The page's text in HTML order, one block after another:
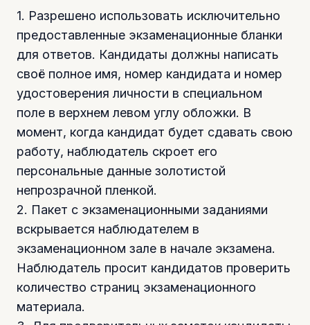
1. Разрешено использовать исключительно
предоставленные экзаменационные бланки
для ответов. Кандидаты должны написать
своё полное имя, номер кандидата и номер
удостоверения личности в специальном
поле в верхнем левом углу обложки. В
момент, когда кандидат будет сдавать свою
работу, наблюдатель скроет его
персональные данные золотистой
непрозрачной пленкой.
2. Пакет с экзаменационными заданиями
вскрывается наблюдателем в
экзаменационном зале в начале экзамена.
Наблюдатель просит кандидатов проверить
количество страниц экзаменационного
материала.